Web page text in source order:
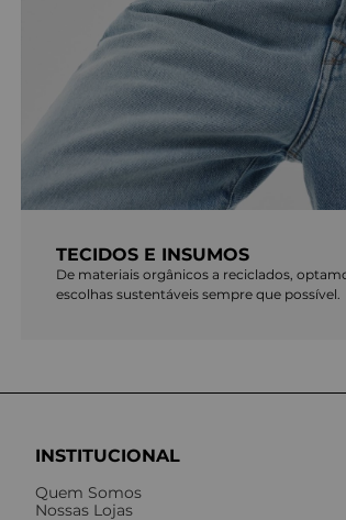
TECIDOS E INSUMOS
De materiais orgânicos a reciclados,
escolhas sustentáveis sempre que possível.
INSTITUCIONAL
Quem Somos
Nossas Lojas